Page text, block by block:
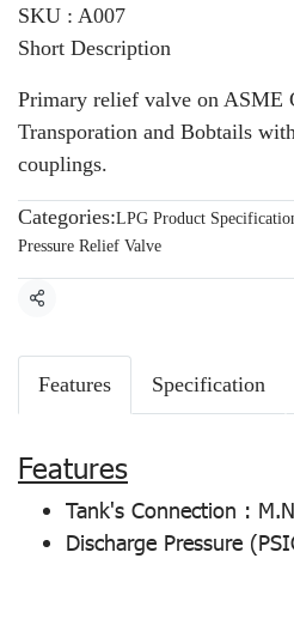
SKU : A007
Short Description
Primary relief valve on ASME
Transporation and Bobtails
couplings.
Categories:LPG Product
Pressure Relief Valve
Share
Features Specification
Features
Tank's Connection :
Discharge Pressure